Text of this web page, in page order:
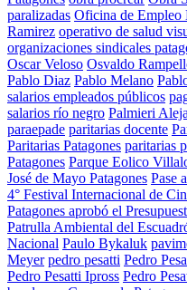
paralizadas Oficina de Empleo
Ramirez operativo de salud
organizaciones sindicales
Oscar Veloso Osvaldo
Pablo Diaz Pablo Melano
salarios empleados públicos
salarios río negro Palmieri
paraepade paritarias docente
Paritarias Patagones paritarias
Patagones Parque Eolico
José de Mayo Patagones Pase
4° Festival Internacional de
Patagones aprobó el
Patrulla Ambiental del
Nacional Paulo Bykaluk
Meyer pedro pesatti Pedro
Pedro Pesatti Ipross Pedro